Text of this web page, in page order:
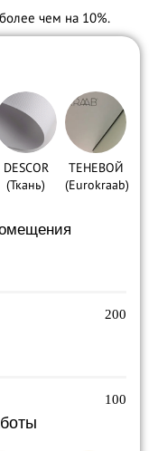
чем на 10%.
DESCOR
(Ткань)
ТЕНЕВОЙ
(Eurokraab)
200
100